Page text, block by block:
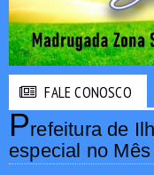
FALE CONOSCO
Prefeitura de
especial no